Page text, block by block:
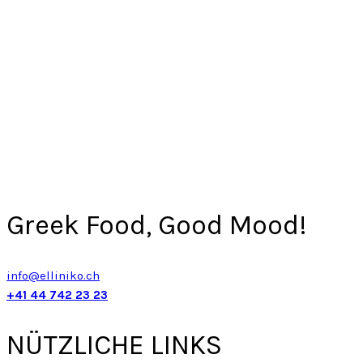
Greek Food, Good Mood!
info@elliniko.ch
+41 44 742 23 23
NÜTZLICHE LINKS